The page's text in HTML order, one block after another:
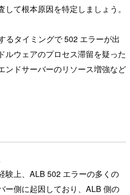
て根本原因を特定しましょう。
るタイミングで 502 エラーが出
ルウェアのプロセス滞留を疑った
ンドサーバーのリソース増強など
験上、ALB 502 エラーの多くの
ー側に起因しており、ALB 側の